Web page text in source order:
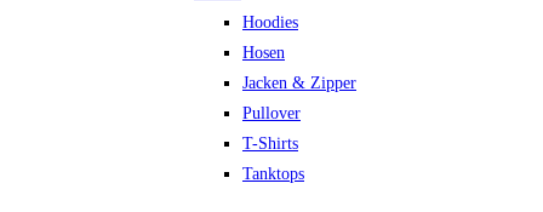
Hoodies
Hosen
Jacken & Zipper
Pullover
T-Shirts
Tanktops